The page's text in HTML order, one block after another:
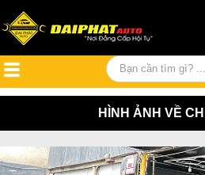
HÌNH ẢNH VỀ